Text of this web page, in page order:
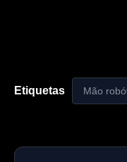
Etiquetas Mão